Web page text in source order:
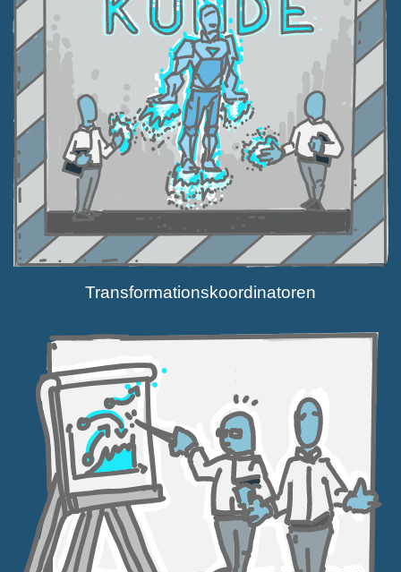
Trans­for­ma­ti­ons­ko­or­di­na­toren